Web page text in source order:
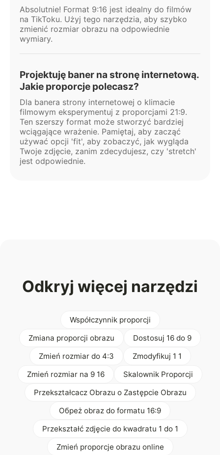
Absolutnie! Format 9:16 jest idealny do filmów
na TikToku. Użyj tego narzędzia, aby szybko
zmienić rozmiar obrazu na odpowiednie
wymiary.
Projektuję baner na stronę internetową.
Jakie proporcje polecasz?
Dla banera strony internetowej o klimacie
filmowym eksperymentuj z proporcjami 21:9.
Ten szerszy format może stworzyć bardziej
wciągające wrażenie. Pamiętaj, aby zacząć
używać opcji 'fit', aby zobaczyć, jak wygląda
Twoje zdjęcie, zanim zdecydujesz, czy 'stretch'
jest odpowiednie.
Odkryj więcej narzędzi
Współczynnik proporcji
Zmiana proporcji obrazu
Dostosuj 16 do 9
Zmień rozmiar do 4:3
Zmodyfikuj 1 1
Zmień rozmiar na 9 16
Skalownik Proporcji
Przekształcacz Obrazu o Zastępcie Obrazu
Oбреż obraz do formatu 16:9
Przekształć zdjęcie do kwadratu 1 do 1
Zmień proporcje obrazu online